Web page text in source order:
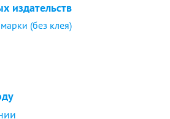
издательств
(без клея)